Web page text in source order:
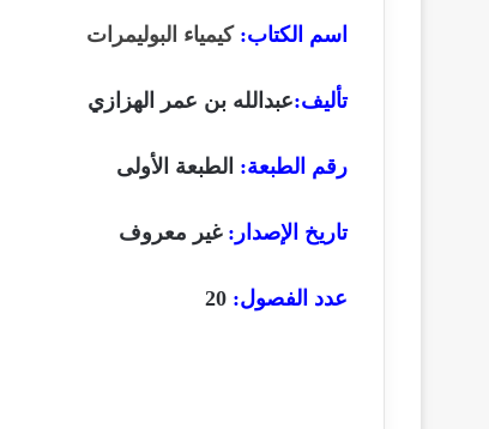
اسم الكتاب: كيمياء البوليمرات
تأليف:عبدالله بن عمر الهزازي
رقم الطبعة: الطبعة الأولى
تاريخ الإصدار: غير معروف
عدد الفصول: 20